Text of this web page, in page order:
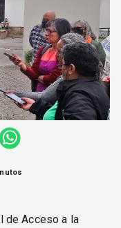
de Acceso a la